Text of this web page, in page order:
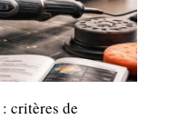
critères de